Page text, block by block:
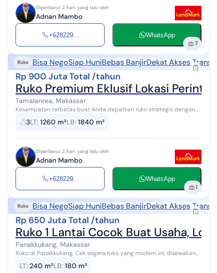
Diperbarui 2 hari yang lalu oleh
Adnan Mambo
+628229... WhatsApp
7
Ruko Bisa NegoSiap HuniBebas BanjirDekat Akses
Rp 900 Juta Total /tahun
Ruko Premium Eklusif Lokasi
Tamalanrea, Makassar
Kesempatan terbatas buat Anda dapatkan ruko strategis dengan
return investasi tinggi di Tamalanrea, Makassar. Ruko ini
menawarkan kelengkapan fasi...
3LT: 1260 m²LB: 1840 m²
Diperbarui 2 hari yang lalu oleh
Adnan Mambo
+628229... WhatsApp
1
Ruko Bisa NegoSiap HuniBebas BanjirDekat Akses
Rp 650 Juta Total /tahun
Ruko 1 Lantai Cocok Buat Usaha,
Panakkukang, Makassar
Ruko di Panakkukang. Cek segera ruko yang modern ini, disewakan
yang menginginkan ...
LT: 240 m²LB: 180 m²